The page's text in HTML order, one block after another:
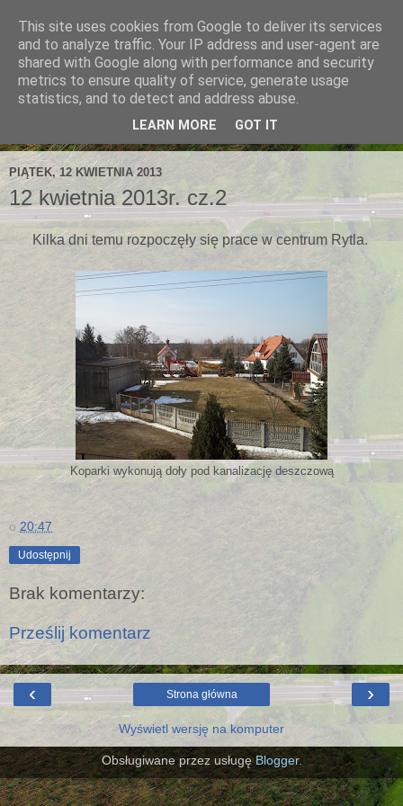
PIĄTEK, 12 KWIETNIA 2013
12 kwietnia 2013r. cz.2
Kilka dni temu rozpoczęły się prace w centrum Rytla.
Koparki wykonują doły pod kanalizację deszczową
o 20:47
Udostępnij
Brak komentarzy:
Prześlij komentarz
‹ ›
Strona główna
Wyświetl wersję na komputer
Obsługiwane przez usługęBlogger.
This site uses cookies from Google to deliver its services
and to analyze traffic. Your IP address and user-agent are
shared with Google along with performance and security
metrics to ensure quality of service, generate usage
statistics, and to detect and address abuse.
LEARN MORE GOT IT